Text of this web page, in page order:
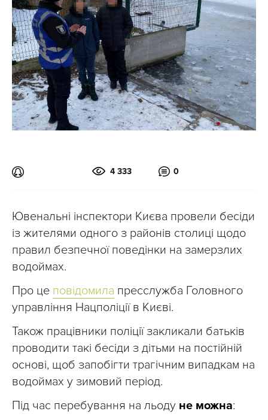
4 333 0
Ювенальні інспектори Києва провели бесіди
із жителями одного з районів столиці щодо
правил безпечної поведінки на замерзлих
водоймах.
Про це повідомила пресслужба Головного
управління Нацполіції в Києві.
Також працівники поліції закликали батьків
проводити такі бесіди з дітьми на постійній
основі, щоб запобігти трагічним випадкам на
водоймах у зимовий період.
Під час перебування на льоду не можна: